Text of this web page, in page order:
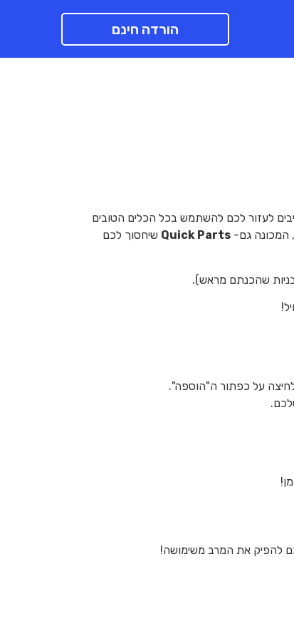
הורדה חינם
לעזור לכם להשתמש בכל הכלים הטובים
המכונה גם- Quick Parts שיחסוך לכם
שהכנתם מראש).
על כפתור ה"הוספה".
להפיק את המרב משימושה!